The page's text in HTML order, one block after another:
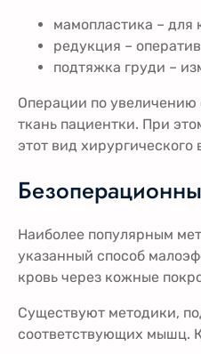
мамопластика – для
редукция –
подтяжка груди –
Операции по увеличению
ткань пациентки. При
этот вид
Наиболее популярным
указанный способ
кровь через кожные
Существуют методики,
соответствующих мышц.